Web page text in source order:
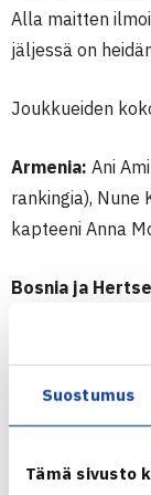
Suostumus
Tämä sivusto
Alla maitten
jäljessä on
Joukkueiden
Armenia: Ani
rankingia), Nune
kapteeni Anna
Bosnia ja
Mervana Jugic-
Jasmina
Georgia:Anna
508) ja kapteeni